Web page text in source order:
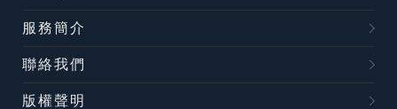
服務簡介
聯絡我們
版權聲明